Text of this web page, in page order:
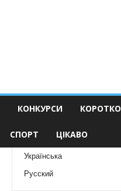
КОНКУРСИ КОРОТКО
СПОРТ ЦІКАВО
Українська
Русский